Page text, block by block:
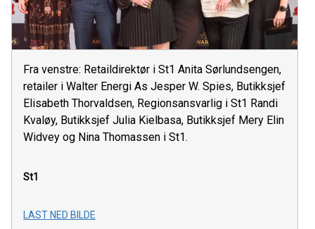
Fra venstre: Retaildirektør i St1 Anita Sørlundsengen,
retailer i Walter Energi As Jesper W. Spies, Butikksjef
Elisabeth Thorvaldsen, Regionsansvarlig i St1 Randi
Kvaløy, Butikksjef Julia Kielbasa, Butikksjef Mery Elin
Widvey og Nina Thomassen i St1.
St1
LAST NED BILDE